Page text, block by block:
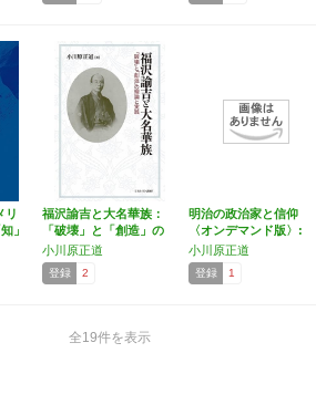
リ
」
福沢諭吉と大名華族：
「破壊」と「創造」の
理論…
小川原正道
登録 2
明治の政治家と信仰
〈オンデマンド版〉:
ク…
小川原正道
登録 1
全19件を表示